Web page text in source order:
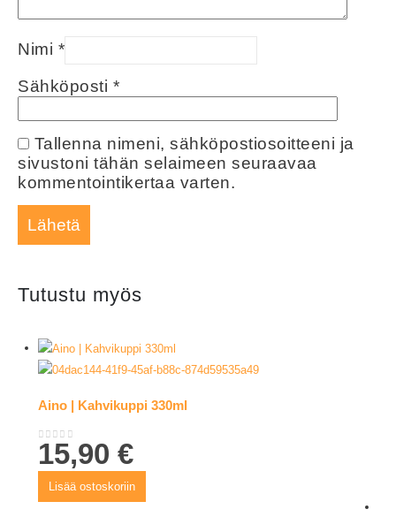
Nimi *
Sähköposti *
Tallenna nimeni, sähköpostiosoitteeni ja
sivustoni tähän selaimeen seuraavaa
kommentointikertaa varten.
Tutustu myös
Aino | Kahvikuppi 330ml
0out of 5
15,90€
Lisää ostoskoriin